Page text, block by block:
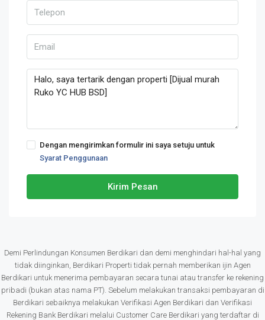
Dengan mengirimkan formulir ini saya setuju untuk
Syarat Penggunaan
Kirim Pesan
Demi Perlindungan Konsumen Berdikari dan demi menghindari hal-hal yang
tidak diinginkan, Berdikari Properti tidak pernah memberikan ijin Agen
Berdikari untuk menerima pembayaran secara tunai atau transfer ke rekening
pribadi (bukan atas nama PT). Sebelum melakukan transaksi pembayaran di
Berdikari sebaiknya melakukan Verifikasi Agen Berdikari dan Verifikasi
Rekening Bank Berdikari melalui Customer Care Berdikari yang terdaftar di